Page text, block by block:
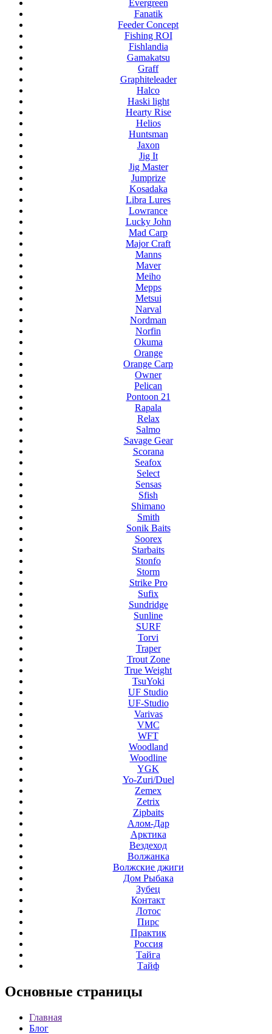
Evergreen
Fanatik
Feeder Concept
Fishing ROI
Fishlandia
Gamakatsu
Graff
Graphiteleader
Halco
Haski light
Hearty Rise
Helios
Huntsman
Jaxon
Jig It
Jig Master
Jumprize
Kosadaka
Libra Lures
Lowrance
Lucky John
Mad Carp
Major Craft
Manns
Maver
Meiho
Mepps
Metsui
Narval
Nordman
Norfin
Okuma
Orange
Orange Carp
Owner
Pelican
Pontoon 21
Rapala
Relax
Salmo
Savage Gear
Scorana
Seafox
Select
Sensas
Sfish
Shimano
Smith
Sonik Baits
Soorex
Starbaits
Stonfo
Storm
Strike Pro
Sufix
Sundridge
Sunline
SURF
Torvi
Traper
Trout Zone
True Weight
TsuYoki
UF Studio
UF-Studio
Varivas
VMC
WFT
Woodland
Woodline
YGK
Yo-Zuri/Duel
Zemex
Zetrix
Zipbaits
Алом-Дар
Арктика
Вездеход
Волжанка
Волжские джиги
Дом Рыбака
Зубец
Контакт
Лотос
Пирс
Практик
Россия
Тайга
Тайф
Основные страницы
Главная
Блог